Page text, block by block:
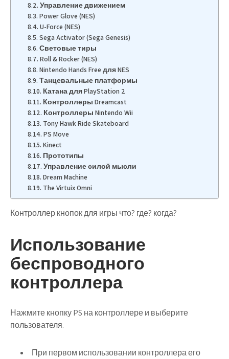
Управление движением
Power Glove (NES)
U-Force (NES)
Sega Activator (Sega Genesis)
Световые тиры
Roll & Rocker (NES)
Nintendo Hands Free для NES
Танцевальные платформы
Катана для PlayStation 2
Контроллеры Dreamcast
Контроллеры Nintendo Wii
Tony Hawk Ride Skateboard
PS Move
Kinect
Прототипы
Управление силой мысли
Dream Machine
The Virtuix Omni
Контроллер кнопок для игры что? где? когда?
Использование
беспроводного
контроллера
Нажмите кнопку PS на контроллере и выберите
пользователя.
При первом использовании контроллера его